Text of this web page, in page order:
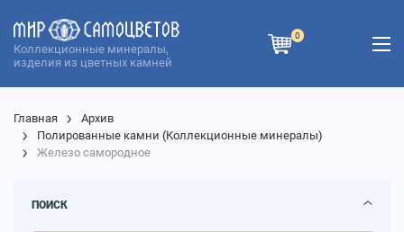
Коллекционные минералы,
изделия из цветных камней
0
Главная
Архив
Полированные камни (Коллекционные минералы)
Железо самородное
ПОИСК